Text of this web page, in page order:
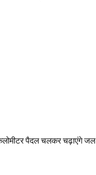
पैदल चलकर चढ़ाएंगे जल